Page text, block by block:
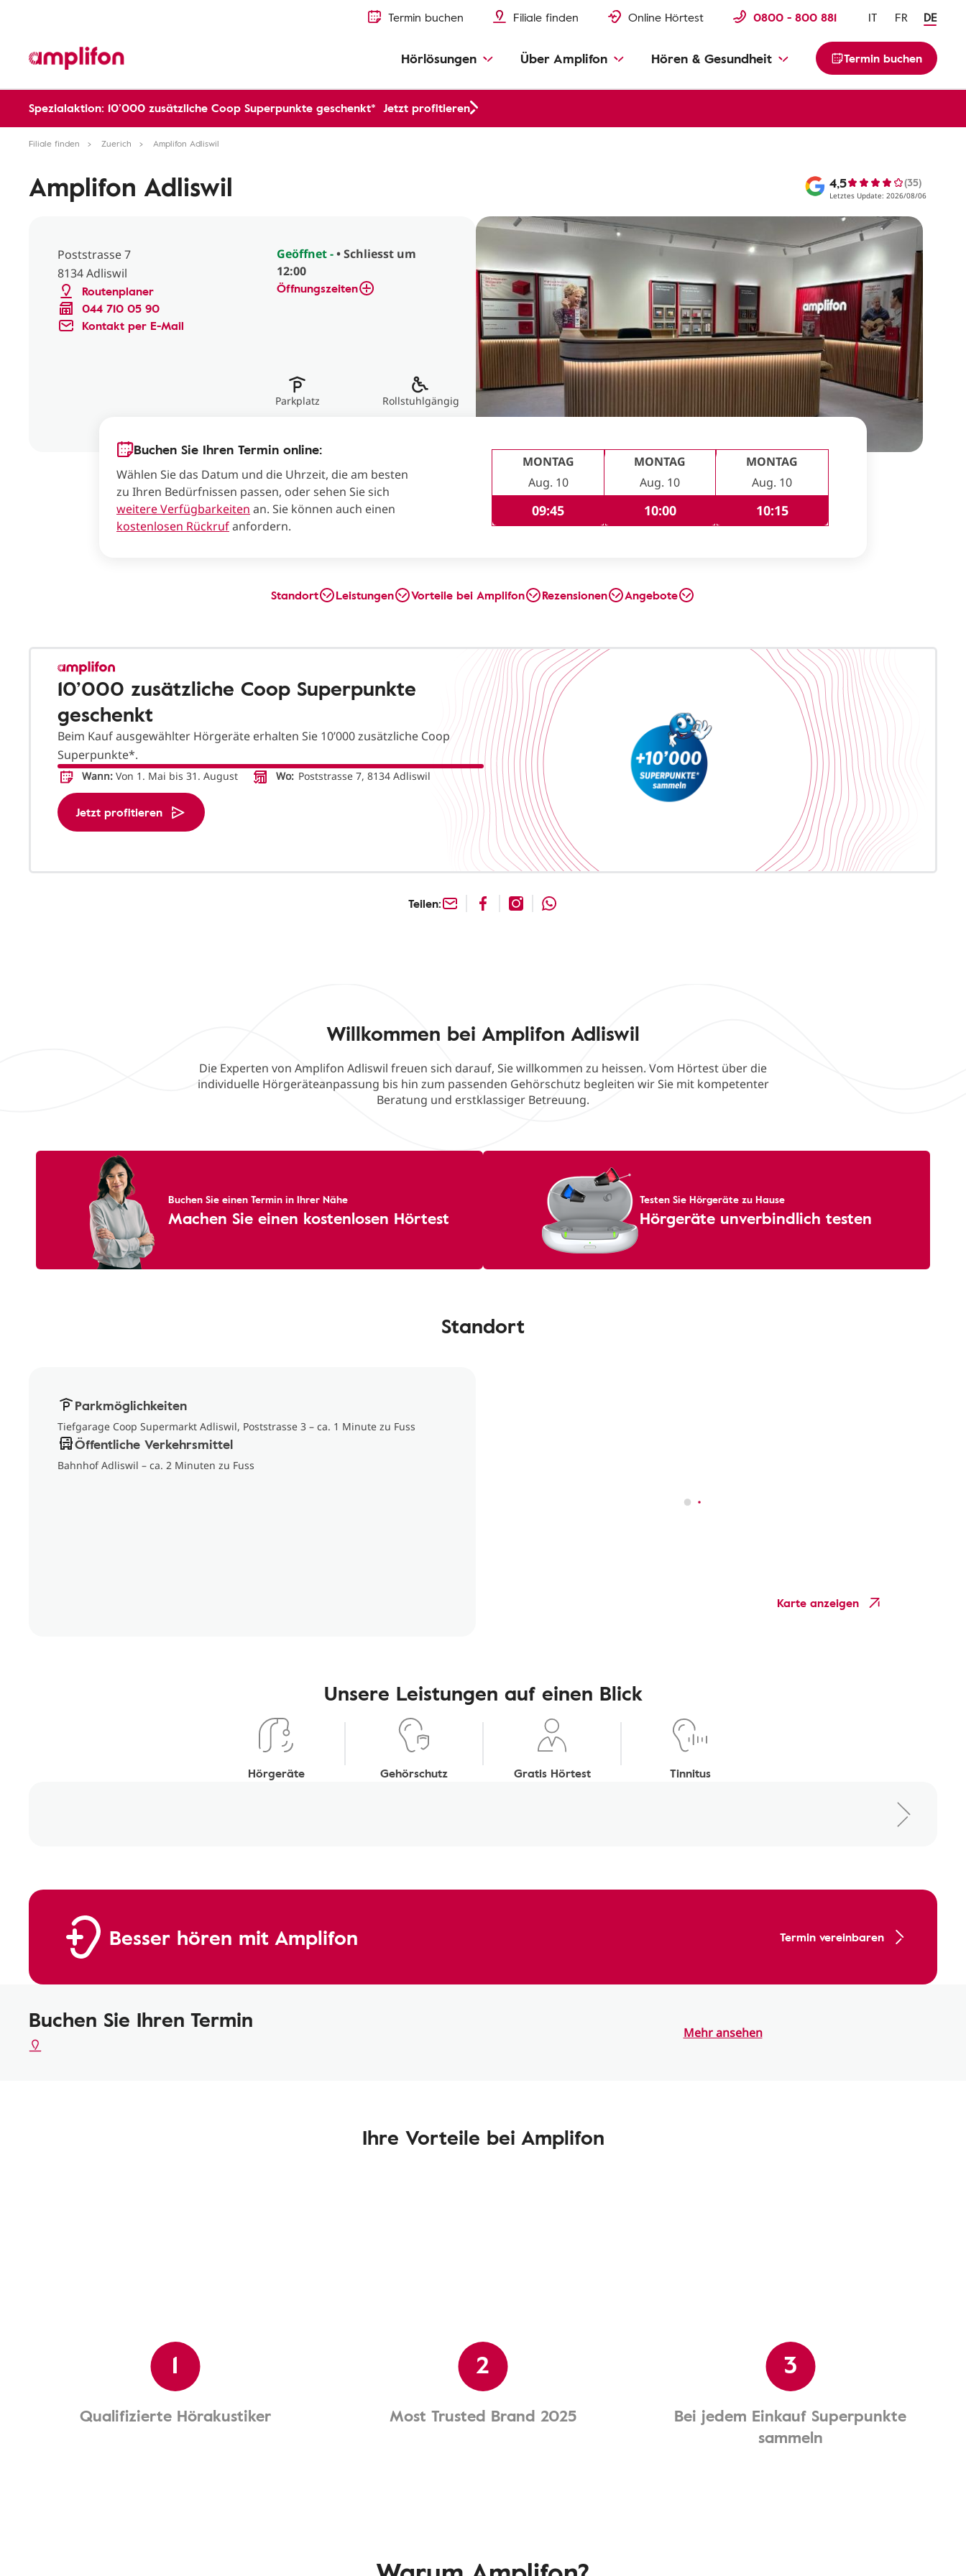
Termin buchen Filiale finden Online Hörtest 0800 - 800 881 IT FR DE
Hörlösungen Über Amplifon Hören & Gesundheit Termin buchen
Spezialaktion: 10’000 zusätzliche Coop Superpunkte geschenkt* Jetzt profitieren
Filiale finden Zuerich Amplifon Adliswil
Amplifon Adliswil 4,5 (35)
Letztes Update: 2026/08/06
Poststrasse 7
8134 Adliswil
Routenplaner
044 710 05 90
Kontakt per E-Mail
Geöffnet -• Schliesst um
12:00
Öffnungszeiten
Parkplatz Rollstuhlgängig
Buchen Sie Ihren Termin online:
Wählen Sie das Datum und die Uhrzeit, die am besten
zu Ihren Bedürfnissen passen, oder sehen Sie sich
weitere Verfügbarkeiten an. Sie können auch einen
kostenlosen Rückrufanfordern.
MONTAG
Aug. 10
09:45
MONTAG
Aug. 10
10:00
MONTAG
Aug. 10
10:15
Standort Leistungen Vorteile bei Amplifon Rezensionen Angebote
10’000 zusätzliche Coop Superpunkte
geschenkt
Beim Kauf ausgewählter Hörgeräte erhalten Sie 10’000 zusätzliche Coop
Superpunkte*.
Wann: Von 1. Mai bis 31. August Wo: Poststrasse 7, 8134 Adliswil
Jetzt profitieren
Teilen:
Willkommen bei Amplifon Adliswil
Die Experten von Amplifon Adliswil freuen sich darauf, Sie willkommen zu heissen. Vom Hörtest über die
individuelle Hörgeräteanpassung bis hin zum passenden Gehörschutz begleiten wir Sie mit kompetenter
Beratung und erstklassiger Betreuung.
Buchen Sie einen Termin in Ihrer Nähe
Machen Sie einen kostenlosen Hörtest
Testen Sie Hörgeräte zu Hause
Hörgeräte unverbindlich testen
Standort
Parkmöglichkeiten
Tiefgarage Coop Supermarkt Adliswil, Poststrasse 3 – ca. 1 Minute zu Fuss
Öffentliche Verkehrsmittel
Bahnhof Adliswil – ca. 2 Minuten zu Fuss
Karte anzeigen
Unsere Leistungen auf einen Blick
Hörgeräte Gehörschutz Gratis Hörtest Tinnitus
Besser hören mit Amplifon Termin vereinbaren
Buchen Sie Ihren Termin Mehr ansehen
Ihre Vorteile bei Amplifon
1
Qualifizierte Hörakustiker
2
Most Trusted Brand 2025
3
Bei jedem Einkauf Superpunkte
sammeln